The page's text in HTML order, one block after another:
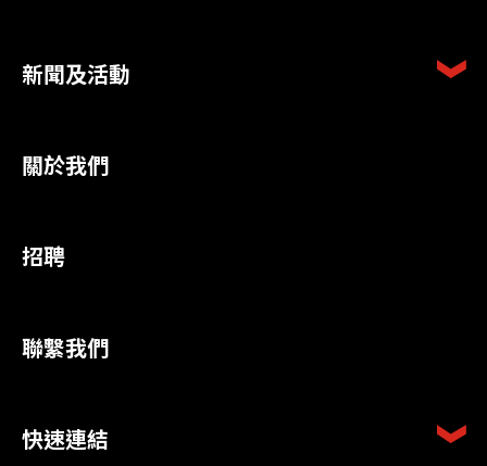
新聞及活動
關於我們
招聘
聯繫我們
快速連結